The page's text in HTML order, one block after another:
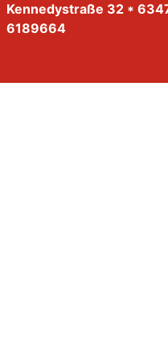
Kennedystraße 32 *
6189664